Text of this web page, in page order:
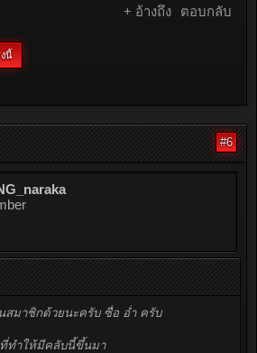
+ อ้างถึง ตอบกลับ
นี้
#6
สมาชิกด้วยนะครับ ซื่อ อ่ำ ครับ
ทำให้มีคลับนี้ขึ้นมา